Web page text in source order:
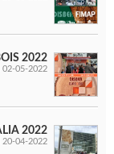
2022
02-05-2022
2022
20-04-2022